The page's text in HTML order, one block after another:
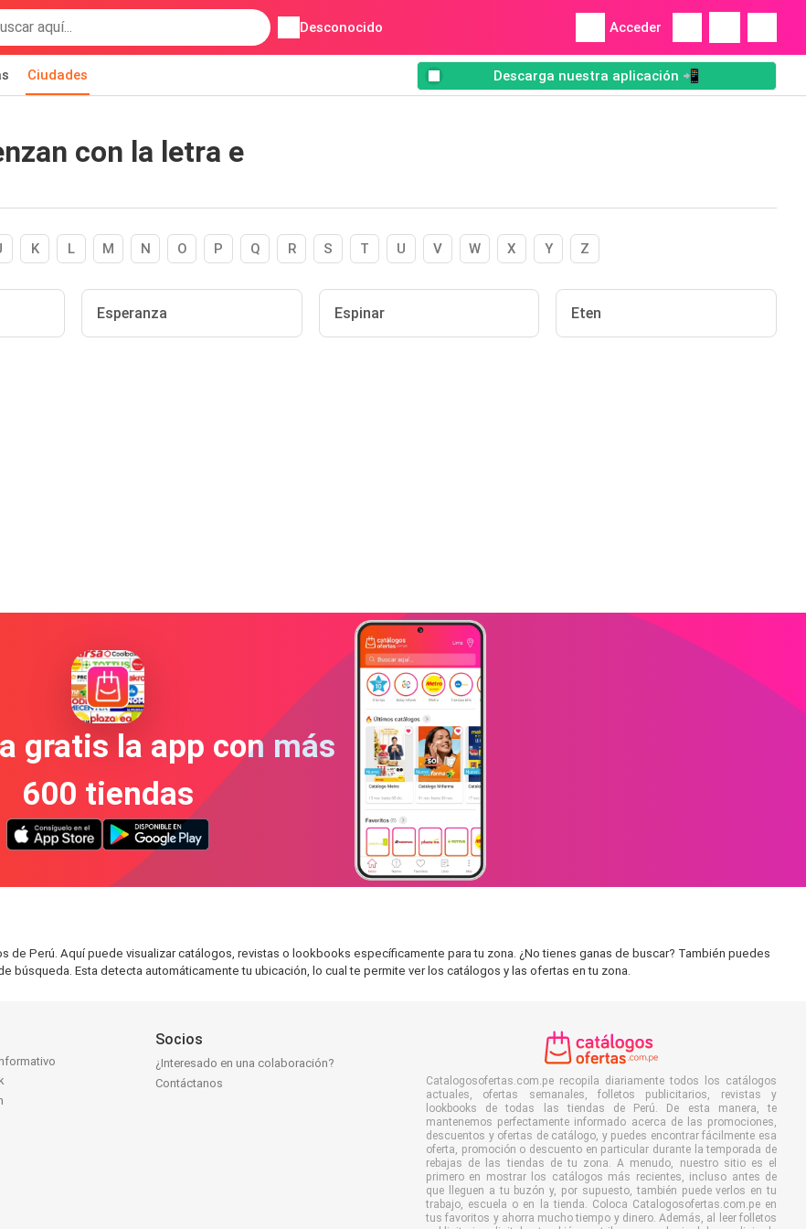
Desconocido Acceder
Ciudades Descarga nuestra aplicación 📲
con la letra e
K L M N O P Q R S T U V W X Y Z
Esperanza Espinar Eten
gratis la app con más
600 tiendas
de Perú. Aquí puede visualizar catálogos, revistas o lookbooks específicamente para tu zona. ¿No tienes ganas de buscar? También puedes
búsqueda. Esta detecta automáticamente tu ubicación, lo cual te permite ver los catálogos y las ofertas en tu zona.
Socios
¿Interesado en una colaboración?
Contáctanos
Catalogosofertas.com.pe recopila diariamente todos los catálogos
actuales, ofertas semanales, folletos publicitarios, revistas y
lookbooks de todas las tiendas de Perú. De esta manera, te
mantenemos perfectamente informado acerca de las promociones,
descuentos y ofertas de catálogo, y puedes encontrar fácilmente esa
oferta, promoción o descuento en particular durante la temporada de
rebajas de las tiendas de tu zona. A menudo, nuestro sitio es el
primero en mostrar los catálogos más recientes, incluso antes de
que lleguen a tu buzón y, por supuesto, también puede verlos en tu
trabajo, escuela o en la tienda. Coloca Catalogosofertas.com.pe en
tus favoritos y ahorra mucho tiempo y dinero. Además, al leer folletos